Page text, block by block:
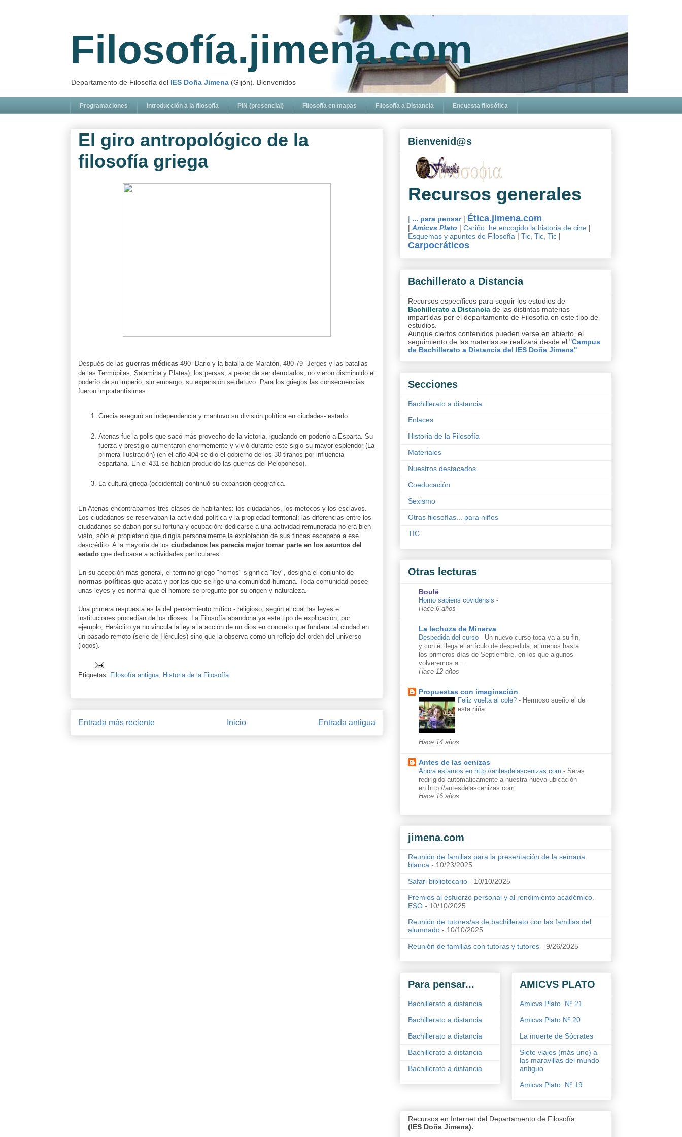
Filosofía.jimena.com
Departamento de Filosofía del IES Doña Jimena (Gijón). Bienvenidos
Programaciones Introducción a la filosofía PIN (presencial) Filosofía en mapas Filosofía a Distancia Encuesta filosófica
El giro antropológico de la
filosofía griega
Después de las guerras médicas 490- Dario y la batalla de Maratón, 480-79- Jerges y las batallas
de las Termópilas, Salamina y Platea), los persas, a pesar de ser derrotados, no vieron disminuido el
poderío de su imperio, sin embargo, su expansión se detuvo. Para los griegos las consecuencias
fueron importantìsimas.
Grecia aseguró su independencia y mantuvo su división política en ciudades- estado.
Atenas fue la polis que sacó más provecho de la victoria, igualando en poderío a Esparta. Su
fuerza y prestigio aumentaron enormemente y vivió durante este siglo su mayor esplendor (La
primera Ilustración) (en el año 404 se dio el gobierno de los 30 tiranos por influencia
espartana. En el 431 se habían producido las guerras del Peloponeso).
La cultura griega (occidental) continuó su expansión geográfica.
En Atenas encontrábamos tres clases de habitantes: los ciudadanos, los metecos y los esclavos.
Los ciudadanos se reservaban la actividad política y la propiedad territorial; las diferencias entre los
ciudadanos se daban por su fortuna y ocupación: dedicarse a una actividad remunerada no era bien
visto, sólo el propietario que dirigía personalmente la explotación de sus fincas escapaba a ese
descrédito. A la mayoría de los ciudadanos les parecía mejor tomar parte en los asuntos del
estado que dedicarse a actividades particulares.
En su acepción más general, el término griego "nomos" significa "ley", designa el conjunto de
normas políticas que acata y por las que se rige una comunidad humana. Toda comunidad posee
unas leyes y es normal que el hombre se pregunte por su origen y naturaleza.
Una primera respuesta es la del pensamiento mítico - religioso, según el cual las leyes e
instituciones procedían de los dioses. La Filosofía abandona ya este tipo de explicación; por
ejemplo, Heráclito ya no vincula la ley a la acción de un dios en concreto que fundara tal ciudad en
un pasado remoto (serie de Hèrcules) sino que la observa como un reflejo del orden del universo
(logos).
Etiquetas: Filosofía antigua, Historia de la Filosofía
Entrada más reciente Entrada antigua
Inicio
Bienvenid@s
Recursos generales
| ... para pensar| Ética.jimena.com
| Amicvs Plato | Cariño, he encogido la historia de cine |
Esquemas y apuntes de Filosofía | Tic, Tic, Tic |
Carpocráticos
Bachillerato a Distancia
Recursos específicos para seguir los estudios de
Bachillerato a Distancia de las distintas materias
impartidas por el departamento de Filosofía en este tipo de
estudios.
Aunque ciertos contenidos pueden verse en abierto, el
seguimiento de las materias se realizará desde el "Campus
de Bachillerato a Distancia del IES Doña Jimena"
Secciones
Bachillerato a distancia
Enlaces
Historia de la Filosofía
Materiales
Nuestros destacados
Coeducación
Sexismo
Otras filosofías... para niños
TIC
Otras lecturas
Boulé
Homo sapiens covidensis -
Hace 6 años
La lechuza de Minerva
Despedida del curso - Un nuevo curso toca ya a su fin,
y con él llega el artículo de despedida, al menos hasta
los primeros días de Septiembre, en los que algunos
volveremos a...
Hace 12 años
Propuestas con imaginación
Feliz vuelta al cole? - Hermoso sueño el de
esta niña.
Hace 14 años
Antes de las cenizas
Ahora estamos en http://antesdelascenizas.com - Serás
redirigido automáticamente a nuestra nueva ubicación
en http://antesdelascenizas.com
Hace 16 años
jimena.com
Reunión de familias para la presentación de la semana
blanca - 10/23/2025
Safari bibliotecario - 10/10/2025
Premios al esfuerzo personal y al rendimiento académico.
ESO - 10/10/2025
Reunión de tutores/as de bachillerato con las familias del
alumnado - 10/10/2025
Reunión de familias con tutoras y tutores - 9/26/2025
Para pensar...
Bachillerato a distancia
Bachillerato a distancia
Bachillerato a distancia
Bachillerato a distancia
Bachillerato a distancia
AMICVS PLATO
Amicvs Plato. Nº 21
Amicvs Plato Nº 20
La muerte de Sócrates
Siete viajes (más uno) a
las maravillas del mundo
antiguo
Amicvs Plato. Nº 19
Recursos en Internet del Departamento de Filosofía
(IES Doña Jimena).